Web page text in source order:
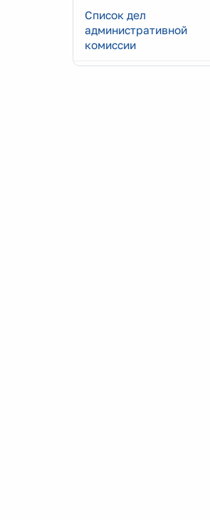
Список дел
административной
комиссии